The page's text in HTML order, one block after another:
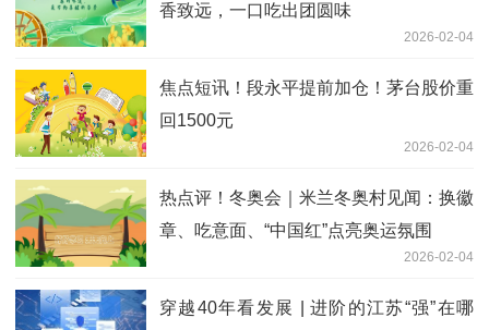
香致远，一口吃出团圆味
2026-02-04
焦点短讯！段永平提前加仓！茅台股价重
回1500元
2026-02-04
热点评！冬奥会｜米兰冬奥村见闻：换徽
章、吃意面、“中国红”点亮奥运氛围
2026-02-04
穿越40年看发展 | 进阶的江苏“强”在哪